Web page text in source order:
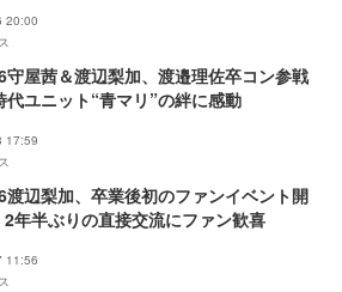
20:00
守屋茜＆渡辺梨加、渡邉理佐卒コン参戦
代ユニット“青マリ”の絆に感動
17:59
渡辺梨加、卒業後初のファンイベント開
半ぶりの直接交流にファン歓喜
11:56